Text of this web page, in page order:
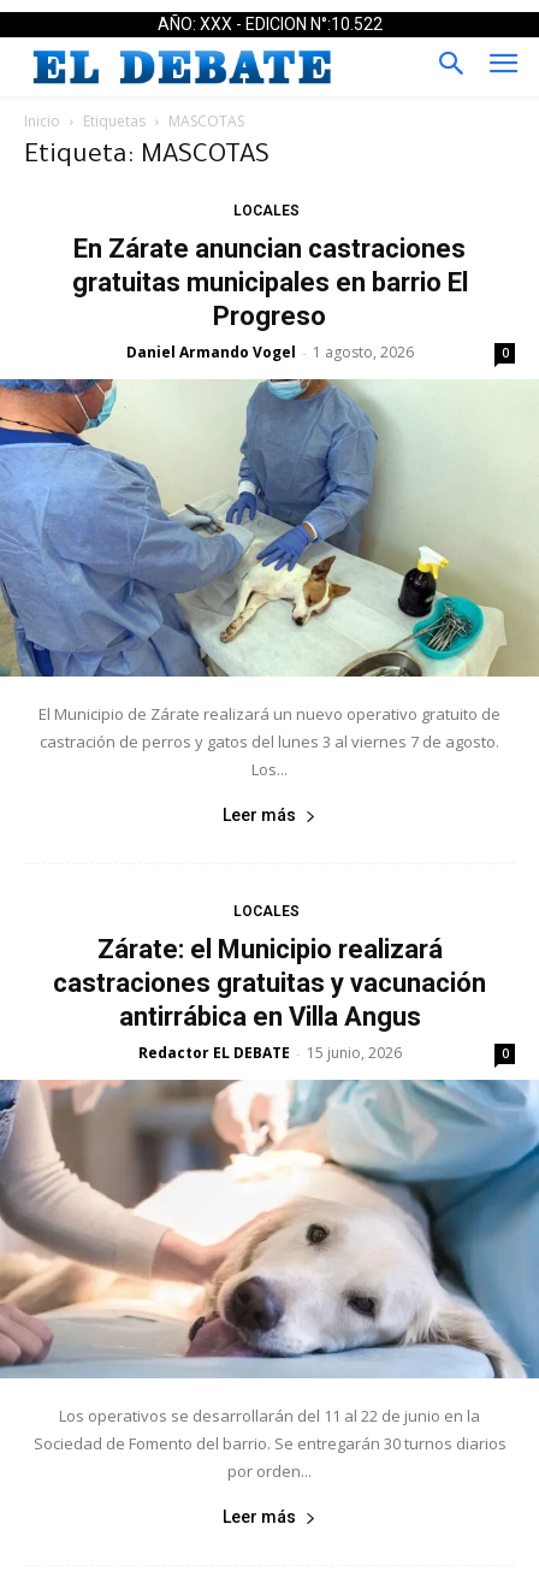
AÑO: XXX - EDICION N°:10.522
Inicio Etiquetas MASCOTAS
Etiqueta: MASCOTAS
LOCALES
En Zárate anuncian castraciones
gratuitas municipales en barrio El
Progreso
Daniel Armando Vogel - 1 agosto, 2026 0
El Municipio de Zárate realizará un nuevo operativo gratuito de
castración de perros y gatos del lunes 3 al viernes 7 de agosto.
Los...
Leer más
LOCALES
Zárate: el Municipio realizará
castraciones gratuitas y vacunación
antirrábica en Villa Angus
Redactor EL DEBATE - 15 junio, 2026 0
Los operativos se desarrollarán del 11 al 22 de junio en la
Sociedad de Fomento del barrio. Se entregarán 30 turnos diarios
por orden...
Leer más